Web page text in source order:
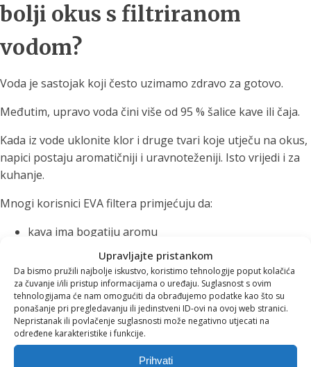
Upravljajte pristankom
Da bismo pružili najbolje iskustvo, koristimo tehnologije poput kolačića
za čuvanje i/ili pristup informacijama o uređaju. Suglasnost s ovim
tehnologijama će nam omogućiti da obrađujemo podatke kao što su
ponašanje pri pregledavanju ili jedinstveni ID-ovi na ovoj web stranici.
Nepristanak ili povlačenje suglasnosti može negativno utjecati na
određene karakteristike i funkcije.
Prihvati
bolji okus s filtriranom
vodom?
Voda je sastojak koji često uzimamo zdravo za gotovo.
Međutim, upravo voda čini više od 95 % šalice kave ili čaja.
Kada iz vode uklonite klor i druge tvari koje utječu na okus,
napici postaju aromatičniji i uravnoteženiji. Isto vrijedi i za
kuhanje.
Mnogi korisnici EVA filtera primjećuju da:
kava ima bogatiju aromu
čajevi razvijaju puniji okus
juhe i umaci postaju ukusniji
manje se stvara kamenac u kuhalima i aparatima za
kavu
Na taj način filtrirana voda poboljšava ne samo hidrataciju
nego i svakodnevne gastronomske rituale.